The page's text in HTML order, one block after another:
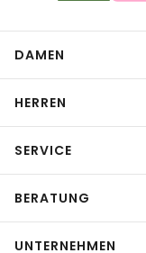
DAMEN
HERREN
SERVICE
BERATUNG
UNTERNEHMEN